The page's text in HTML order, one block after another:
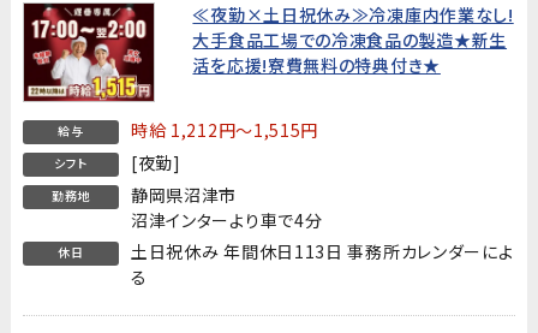
≪夜勤×土日祝休み≫冷凍庫内作業なし!
大手食品工場での冷凍食品の製造★新生
活を応援!寮費無料の特典付き★
給与 時給 1,212円～1,515円
シフト [夜勤]
勤務地
静岡県沼津市
沼津インターより車で4分
休日
土日祝休み 年間休日113日 事務所カレンダーによ
る